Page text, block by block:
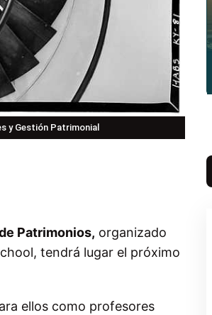
y Gestión Patrimonial
Patrimonios, organizado
tendrá lugar el próximo
ellos como profesores